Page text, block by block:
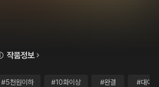
작품정보
#5천원이하 #10화이상 #완결 #대여